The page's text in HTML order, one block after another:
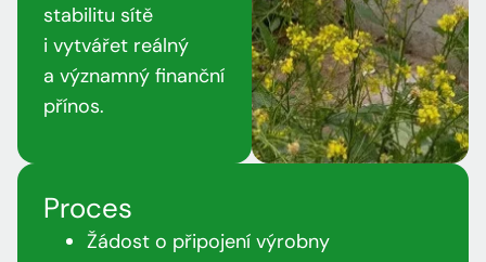
stabilitu sítě
i vytvářet reálný
a významný finanční
přínos.
Proces
Žádost o připojení výrobny